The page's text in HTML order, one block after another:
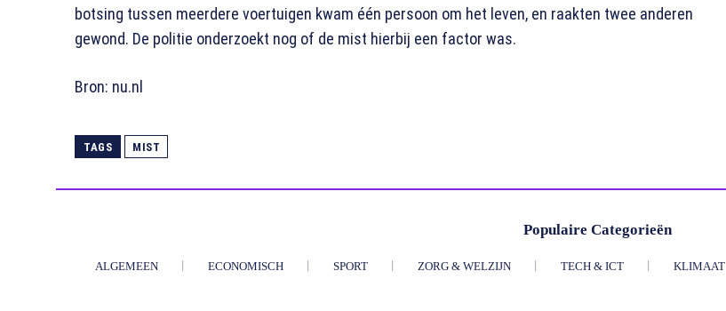
botsing tussen meerdere voertuigen kwam één persoon om het leven, en raakten twee anderen
gewond. De politie onderzoekt nog of de mist hierbij een factor was.
Bron: nu.nl
TAGS MIST
Populaire Categorieën
ALGEMEEN ECONOMISCH SPORT ZORG & WELZIJN TECH & ICT KLIMAAT